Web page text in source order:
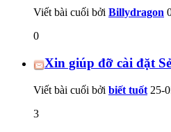
Viết bài cuối bởi Billydragon
0
Xin giúp đỡ cài đặt
Viết bài cuối bởi biết tuốt 25-
3